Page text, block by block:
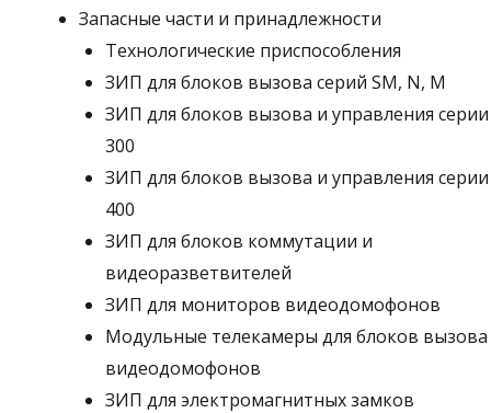
Запасные части и принадлежности
Технологические приспособления
ЗИП для блоков вызова серий SM, N, M
ЗИП для блоков вызова и управления серии
300
ЗИП для блоков вызова и управления серии
400
ЗИП для блоков коммутации и
видеоразветвителей
ЗИП для мониторов видеодомофонов
Модульные телекамеры для блоков вызова
видеодомофонов
ЗИП для электромагнитных замков